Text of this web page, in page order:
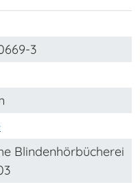
3
Blindenhörbücherei